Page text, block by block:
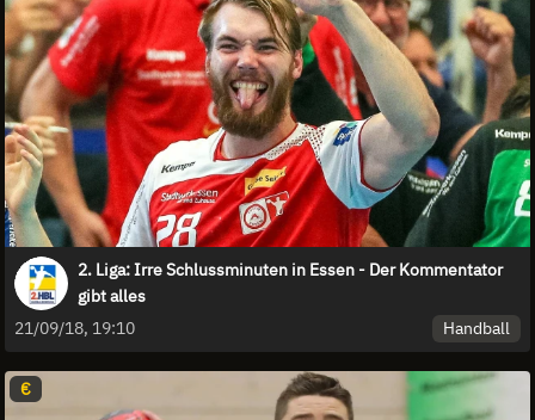
2. Liga: Irre Schlussminuten in Essen - Der Kommentator
gibt alles
21/09/18, 19:10
Handball
€